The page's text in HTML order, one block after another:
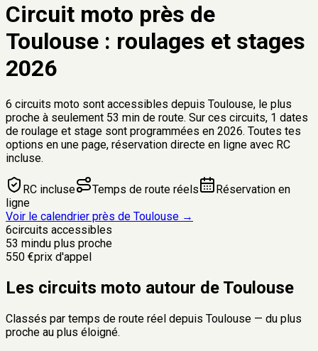
Circuit moto près de
Toulouse : roulages et stages
2026
6 circuits moto sont accessibles depuis Toulouse, le plus
proche à seulement 53 min de route. Sur ces circuits, 1 dates
de roulage et stage sont programmées en 2026. Toutes tes
options en une page, réservation directe en ligne avec RC
incluse.
RC incluse Temps de route réels
Réservation en
ligne
Voir le calendrier près de Toulouse →
6circuits accessibles
53 mindu plus proche
550 €prix d'appel
Les circuits moto autour de Toulouse
Classés par temps de route réel depuis Toulouse — du plus
proche au plus éloigné.